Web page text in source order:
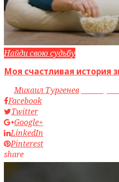
Найди свою судьбу
Моя счастливая история
byМихаил Тургенев
Facebook
Twitter
Google+
LinkedIn
Pinterest
share